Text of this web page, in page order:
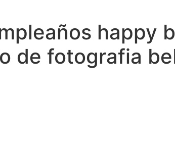
happy
de fotografia